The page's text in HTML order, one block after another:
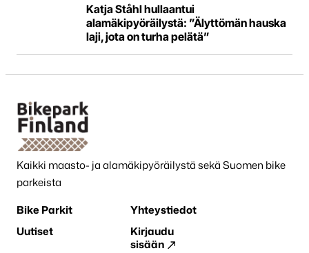
Katja Ståhl hullaantui
alamäkipyöräilystä: ”Älyttömän hauska
laji, jota on turha pelätä”
Kaikki maasto- ja alamäkipyöräilystä sekä Suomen bike
parkeista
Bike Parkit
Yhteystiedot
Uutiset
Kirjaudu
sisään